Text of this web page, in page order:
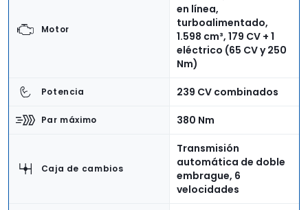
Motor
en línea,
turboalimentado,
1.598 cm³, 179 CV + 1
eléctrico (65 CV y 250
Nm)
Potencia 239 CV combinados
Par máximo 380 Nm
Caja de cambios
Transmisión
automática de doble
embrague, 6
velocidades